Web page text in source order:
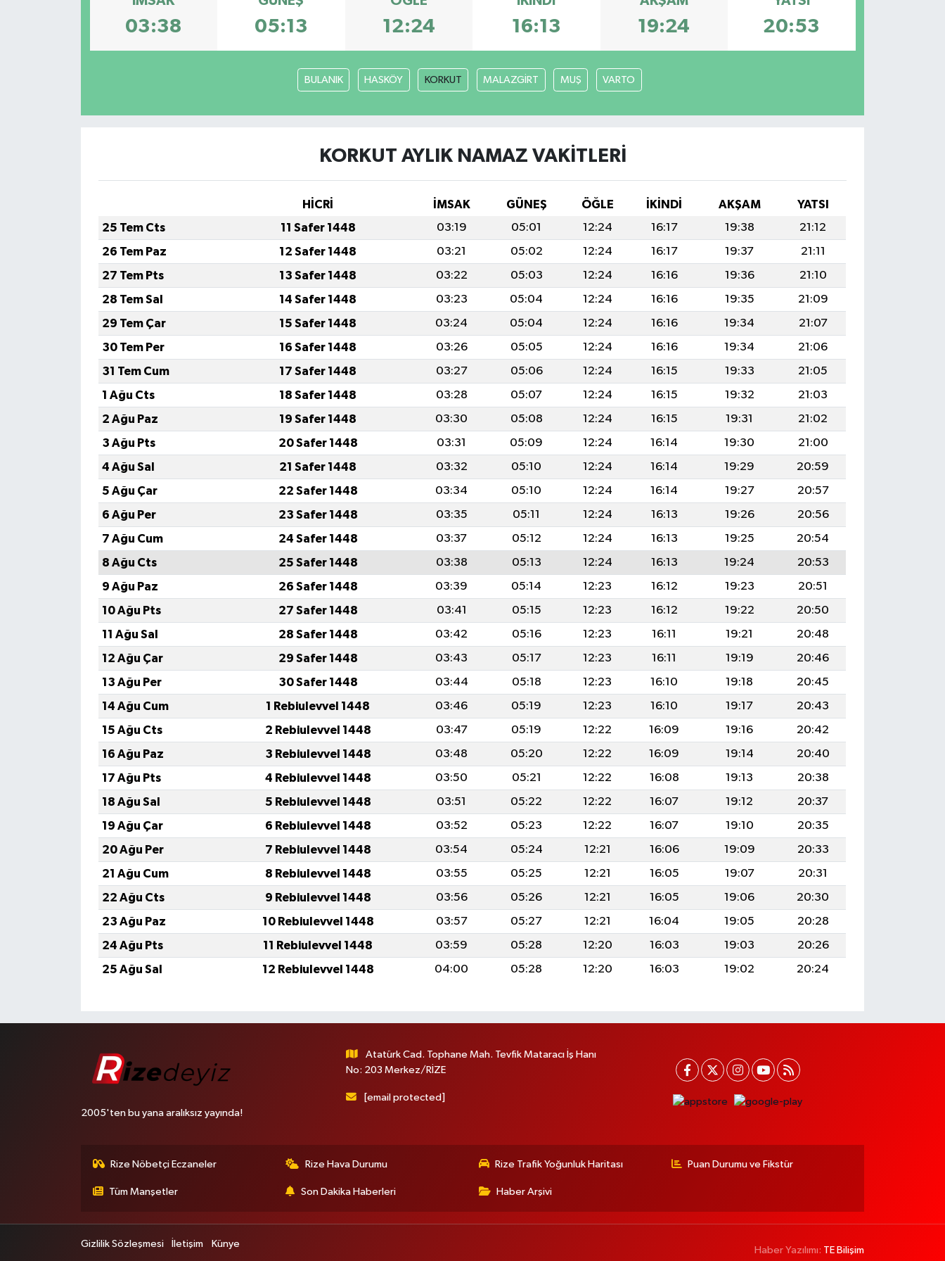
03:38 05:13 12:24 16:13 19:24 20:53
BULANIK HASKÖY KORKUT MALAZGİRT MUŞ VARTO
KORKUT AYLIK NAMAZ VAKITLERI
HİCRİ İMSAK GÜNEŞ ÖĞLE İKINDI AKŞAM
YATSI
25 Tem Cts
11 Safer 1448 03:19 05:01 12:24 16:17 19:38
21:12
26 Tem Paz
12 Safer 1448 03:21 05:02 12:24 16:17 19:37
21:11
27 Tem Pts
13 Safer 1448 03:22 05:03 12:24 16:16 19:36
21:10
28 Tem Sal
14 Safer 1448 03:23 05:04 12:24 16:16 19:35
21:09
29 Tem Çar
15 Safer 1448 03:24 05:04 12:24 16:16 19:34
21:07
30 Tem Per
16 Safer 1448 03:26 05:05 12:24 16:16 19:34
21:06
31 Tem Cum
17 Safer 1448 03:27 05:06 12:24 16:15 19:33
21:05
1 Ağu Cts
18 Safer 1448 03:28 05:07 12:24 16:15 19:32
21:03
2 Ağu Paz
19 Safer 1448 03:30 05:08 12:24 16:15 19:31
21:02
3 Ağu Pts
20 Safer 1448 03:31 05:09 12:24 16:14 19:30
21:00
4 Ağu Sal
21 Safer 1448 03:32 05:10 12:24 16:14 19:29
20:59
5 Ağu Çar
22 Safer 1448 03:34 05:10 12:24 16:14 19:27
20:57
6 Ağu Per
23 Safer 1448 03:35 05:11 12:24 16:13 19:26
20:56
7 Ağu Cum
24 Safer 1448 03:37 05:12 12:24 16:13 19:25
20:54
8 Ağu Cts
25 Safer 1448 03:38 05:13 12:24 16:13 19:24
20:53
9 Ağu Paz
26 Safer 1448 03:39 05:14 12:23 16:12 19:23
20:51
10 Ağu Pts
27 Safer 1448 03:41 05:15 12:23 16:12 19:22
20:50
11 Ağu Sal
28 Safer 1448 03:42 05:16 12:23 16:11 19:21
20:48
12 Ağu Çar
29 Safer 1448 03:43 05:17 12:23 16:11 19:19
20:46
13 Ağu Per
30 Safer 1448 03:44 05:18 12:23 16:10 19:18
20:45
14 Ağu Cum
1 Rebiulevvel 1448 03:46 05:19 12:23 16:10 19:17
20:43
15 Ağu Cts
2 Rebiulevvel 1448 03:47 05:19 12:22 16:09 19:16
20:42
16 Ağu Paz
3 Rebiulevvel 1448 03:48 05:20 12:22 16:09 19:14
20:40
17 Ağu Pts
4 Rebiulevvel 1448 03:50 05:21 12:22 16:08 19:13
20:38
18 Ağu Sal
5 Rebiulevvel 1448 03:51 05:22 12:22 16:07 19:12
20:37
19 Ağu Çar
6 Rebiulevvel 1448 03:52 05:23 12:22 16:07 19:10
20:35
20 Ağu Per
7 Rebiulevvel 1448 03:54 05:24 12:21 16:06 19:09
20:33
21 Ağu Cum
8 Rebiulevvel 1448 03:55 05:25 12:21 16:05 19:07
20:31
22 Ağu Cts
9 Rebiulevvel 1448 03:56 05:26 12:21 16:05 19:06
20:30
23 Ağu Paz
10 Rebiulevvel 1448 03:57 05:27 12:21 16:04 19:05
20:28
24 Ağu Pts
11 Rebiulevvel 1448 03:59 05:28 12:20 16:03 19:03
20:26
25 Ağu Sal
12 Rebiulevvel 1448 04:00 05:28 12:20 16:03 19:02 20:24
2005'ten bu yana aralıksız yayında!
Atatürk Cad. Tophane Mah. Tevfik Mataracı İş Hanı
No: 203 Merkez/RİZE
[email protected]
Rize Nöbetçi Eczaneler Rize Hava Durumu Rize Trafik Yoğunluk Haritası Puan Durumu ve Fikstür
Tüm Manşetler Son Dakika Haberleri Haber Arşivi
Gizlilik Sözleşmesi İletişim Künye
Haber Yazılımı: TE Bilişim